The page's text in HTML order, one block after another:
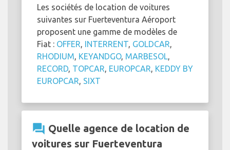
Les sociétés de location de voitures
suivantes sur Fuerteventura Aéroport
proposent une gamme de modèles de
Fiat : OFFER INTERRENT GOLDCAR
RHODIUM KEYANDGO, MARBESOL
RECORD TOPCAR EUROPCAR KEDDY BY
EUROPCAR SIXT
question_answer Quelle agence de location de
voitures sur Fuerteventura